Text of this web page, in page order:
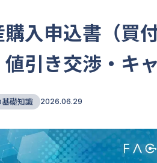
物件購入ク
購入申込書（買
値引き交渉・キ
礎知識 2026.06.29